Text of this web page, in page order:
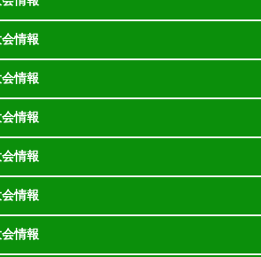
情報
情報
情報
情報
情報
情報